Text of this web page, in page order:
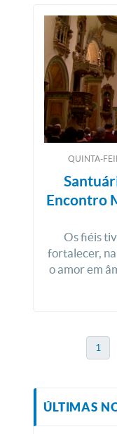
QUINTA-
Encontro
Os fiéis
fortalecer, na
o amor em
1
ÚLTIMAS